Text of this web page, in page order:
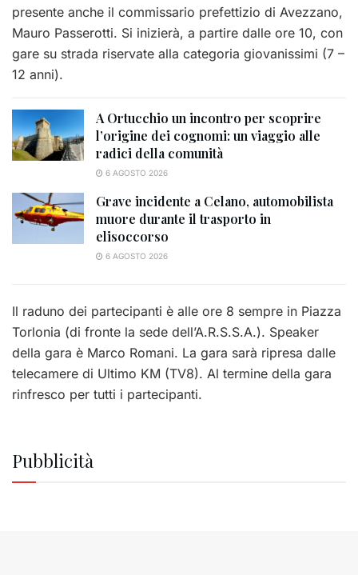
presente anche il commissario prefettizio di Avezzano,
Mauro Passerotti. Si inizierà, a partire dalle ore 10, con
gare su strada riservate alla categoria giovanissimi (7 –
12 anni).
A Ortucchio un incontro per scoprire
l’origine dei cognomi: un viaggio alle
radici della comunità
6 AGOSTO 2026
Grave incidente a Celano, automobilista
muore durante il trasporto in
elisoccorso
6 AGOSTO 2026
Il raduno dei partecipanti è alle ore 8 sempre in Piazza
Torlonia (di fronte la sede dell’A.R.S.S.A.). Speaker
della gara è Marco Romani. La gara sarà ripresa dalle
telecamere di Ultimo KM (TV8). Al termine della gara
rinfresco per tutti i partecipanti.
Pubblicità